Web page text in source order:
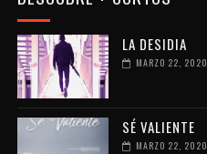
LA DESIDIA
MARZO 22, 2020
SÉ VALIENTE
MARZO 22, 2020